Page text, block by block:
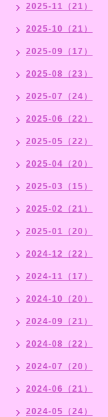
2025-11（21）
2025-10（21）
2025-09（17）
2025-08（23）
2025-07（24）
2025-06（22）
2025-05（22）
2025-04（20）
2025-03（15）
2025-02（21）
2025-01（20）
2024-12（22）
2024-11（17）
2024-10（20）
2024-09（21）
2024-08（22）
2024-07（20）
2024-06（21）
2024-05（24）